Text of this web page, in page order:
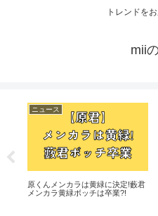
トレンドを
mii
ニュース
原くんメンカラは黄緑に決定!藪君
メンカラ黄緑ボッチは卒業?!